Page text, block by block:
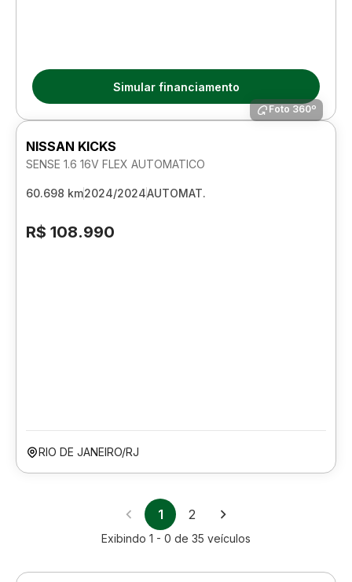
Simular financiamento
Foto 360º
NISSAN KICKS
SENSE 1.6 16V FLEX AUTOMATICO
60.698 km2024/2024AUTOMAT.
R$ 108.990
RIO DE JANEIRO/RJ
1 2
Exibindo 1 - 0 de 35 veículos